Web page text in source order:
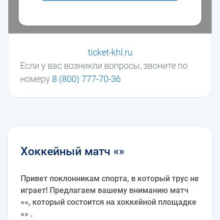
Если у вас возникли вопросы, звоните по
номеру 8 (800) 777-70-36
ticket-khl.ru
Хоккейный матч «»
Привет поклонникам спорта, в который трус не
играет! Предлагаем вашему вниманию матч
«», который состоится на хоккейной площадке
«» .